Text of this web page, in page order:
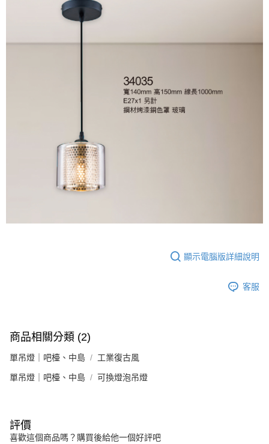
權轉讓予恩沛科技股份有限公司。
２．關於個人資料處理事宜，請瀏覽以下網址：
時審查核予不同之上限額度；若仍有額度不足之情形，本公司將視審查結果
５．嚴禁一人註冊多個帳號或使用他人資訊註冊。若發現惡意使用之情形，
恩沛科技股份有限公司將有權停止該用戶之使用額度並採取法律行動。
顯示電腦版詳細說明
客服
商品相關分類 (2)
單吊燈｜吧檯、中島 工業復古風
單吊燈｜吧檯、中島 可換燈泡吊燈
評價
喜歡這個商品嗎？購買後給他一個好評吧